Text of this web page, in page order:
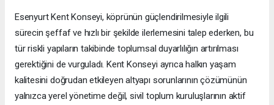
Esenyurt Kent Konseyi, köprünün güçlendirilmesiyle ilgili
sürecin şeffaf ve hızlı bir şekilde ilerlemesini talep ederken, bu
tür riskli yapıların takibinde toplumsal duyarlılığın artırılması
gerektiğini de vurguladı. Kent Konseyi ayrıca halkın yaşam
kalitesini doğrudan etkileyen altyapı sorunlarının çözümünün
yalnızca yerel yönetime değil, sivil toplum kuruluşlarının aktif